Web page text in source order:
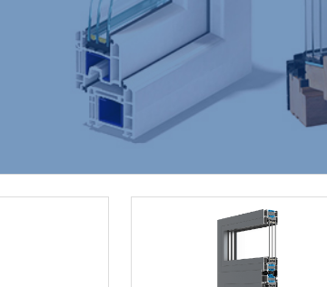
,及中空玻璃